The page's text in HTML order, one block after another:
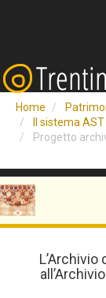
Home
Il sistema
Progetto